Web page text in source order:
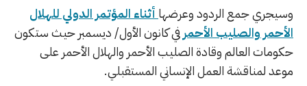
وسيجري جمع الردود وعرضها أثناء المؤتمر الدولي للهلال
الأحمر والصليب الأحمر في كانون الأول/ ديسمبر حيث ستكون
حكومات العالم وقادة الصليب الأحمر والهلال الأحمر على
موعد لمناقشة العمل الإنساني المستقبلي.